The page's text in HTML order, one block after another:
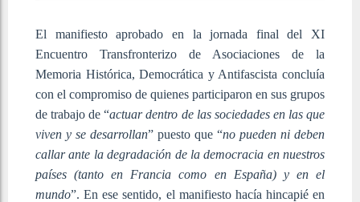
El manifiesto aprobado en la jornada final del XI
Encuentro Transfronterizo de Asociaciones de la
Memoria Histórica, Democrática y Antifascista concluía
con el compromiso de quienes participaron en sus grupos
de trabajo de “actuar dentro de las sociedades en las que
viven y se desarrollan” puesto que “no pueden ni deben
callar ante la degradación de la democracia en nuestros
países (tanto en Francia como en España) y en el
mundo”. En ese sentido, el manifiesto hacía hincapié en